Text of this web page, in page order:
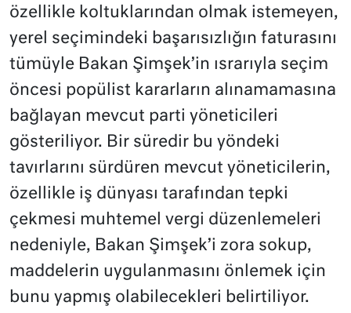
özellikle koltuklarından olmak istemeyen,
yerel seçimindeki başarısızlığın faturasını
tümüyle Bakan Şimşek’in ısrarıyla seçim
öncesi popülist kararların alınamamasına
bağlayan mevcut parti yöneticileri
gösteriliyor. Bir süredir bu yöndeki
tavırlarını sürdüren mevcut yöneticilerin,
özellikle iş dünyası tarafından tepki
çekmesi muhtemel vergi düzenlemeleri
nedeniyle, Bakan Şimşek’i zora sokup,
maddelerin uygulanmasını önlemek için
bunu yapmış olabilecekleri belirtiliyor.